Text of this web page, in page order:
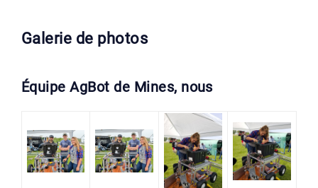
Galerie de photos
Équipe AgBot de Mines, nous